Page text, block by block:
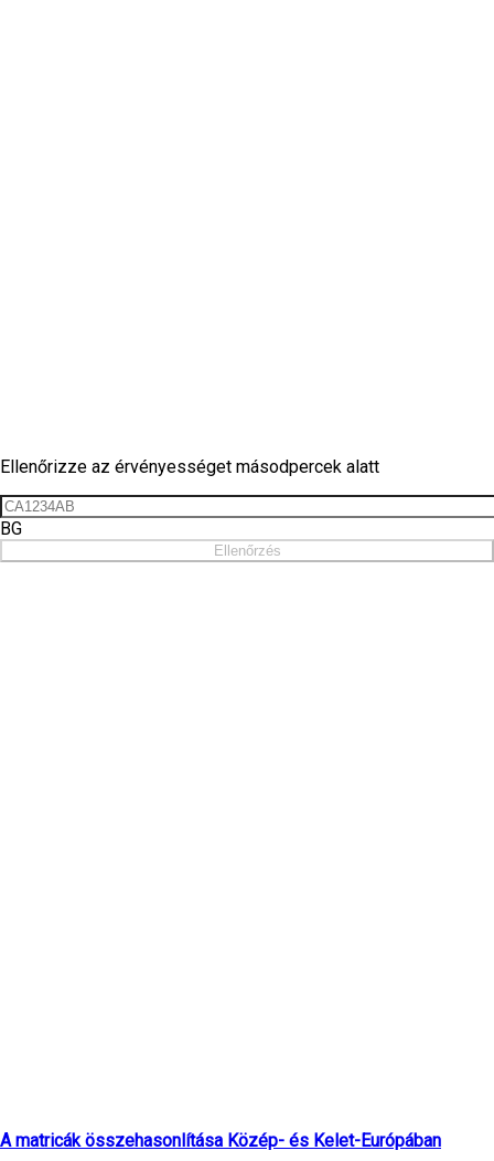
Ellenőrizze az érvényességet másodpercek alatt
BG
Ellenőrzés
A matricák összehasonlítása Közép- és Kelet-Európában